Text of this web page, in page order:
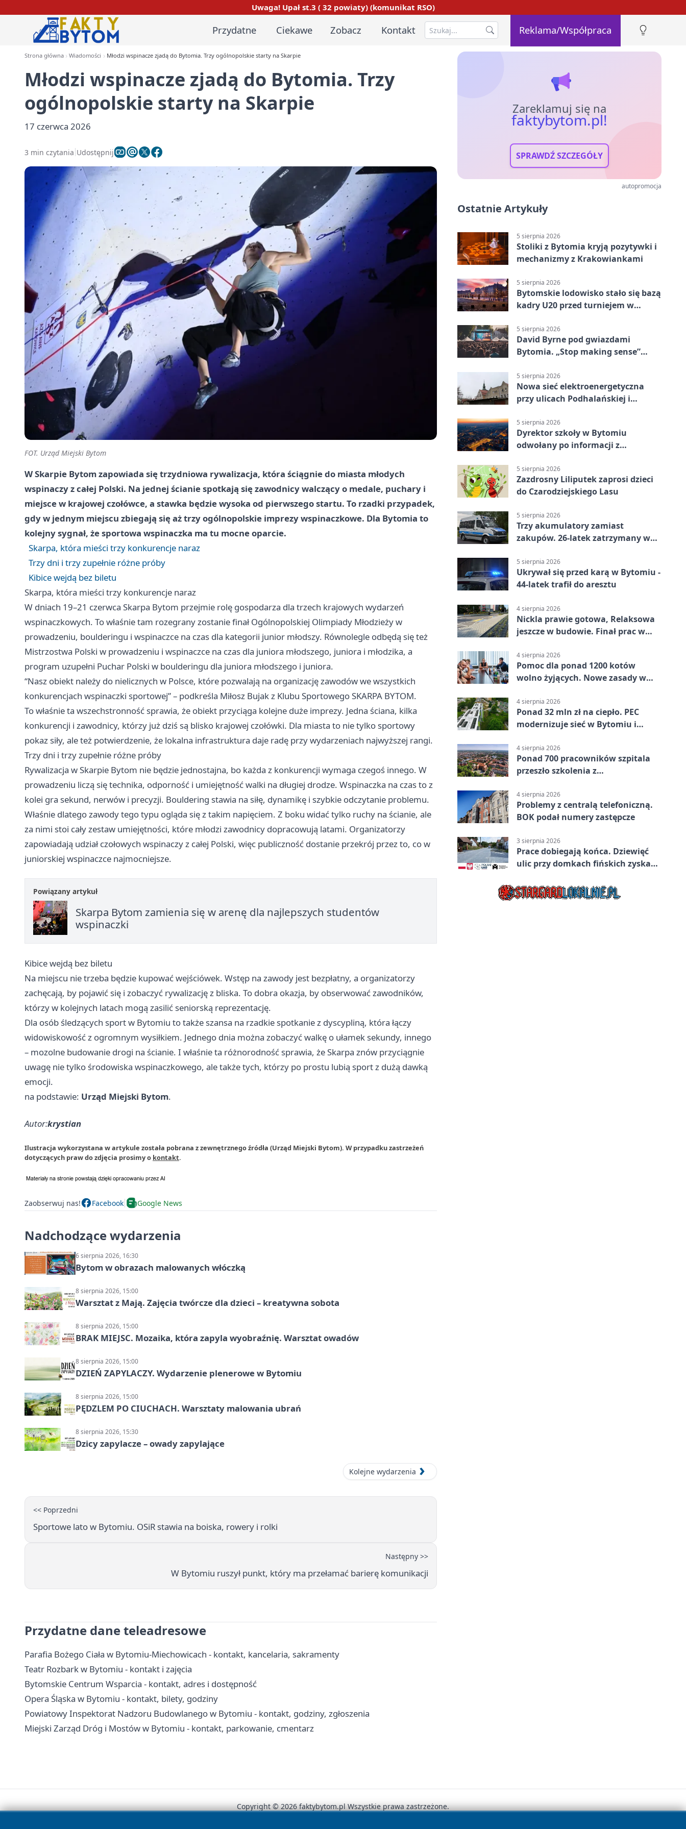
Uwaga! Upał st.3 ( 32 powiaty) (komunikat RSO)
Przydatne Ciekawe Zobacz Kontakt Reklama/Współpraca
Strona główna Wiadomości Młodzi wspinacze zjadą do Bytomia. Trzy ogólnopolskie starty na Skarpie
Młodzi wspinacze zjadą do Bytomia. Trzy
ogólnopolskie starty na Skarpie
17 czerwca 2026
3 min czytania Udostępnij
FOT. Urząd Miejski Bytom
W Skarpie Bytom zapowiada się trzydniowa rywalizacja, która ściągnie do miasta młodych
wspinaczy z całej Polski. Na jednej ścianie spotkają się zawodnicy walczący o medale, puchary i
miejsce w krajowej czołówce, a stawka będzie wysoka od pierwszego startu. To rzadki przypadek,
gdy w jednym miejscu zbiegają się aż trzy ogólnopolskie imprezy wspinaczkowe. Dla Bytomia to
kolejny sygnał, że sportowa wspinaczka ma tu mocne oparcie.
Skarpa, która mieści trzy konkurencje naraz
Trzy dni i trzy zupełnie różne próby
Kibice wejdą bez biletu
Skarpa, która mieści trzy konkurencje naraz
W dniach 19–21 czerwca Skarpa Bytom przejmie rolę gospodarza dla trzech krajowych wydarzeń
wspinaczkowych. To właśnie tam rozegrany zostanie finał Ogólnopolskiej Olimpiady Młodzieży w
prowadzeniu, boulderingu i wspinaczce na czas dla kategorii junior młodszy. Równolegle odbędą się też
Mistrzostwa Polski w prowadzeniu i wspinaczce na czas dla juniora młodszego, juniora i młodzika, a
program uzupełni Puchar Polski w boulderingu dla juniora młodszego i juniora.
“Nasz obiekt należy do nielicznych w Polsce, które pozwalają na organizację zawodów we wszystkich
konkurencjach wspinaczki sportowej” – podkreśla Miłosz Bujak z Klubu Sportowego SKARPA BYTOM.
To właśnie ta wszechstronność sprawia, że obiekt przyciąga kolejne duże imprezy. Jedna ściana, kilka
konkurencji i zawodnicy, którzy już dziś są blisko krajowej czołówki. Dla miasta to nie tylko sportowy
pokaz siły, ale też potwierdzenie, że lokalna infrastruktura daje radę przy wydarzeniach najwyższej rangi.
Trzy dni i trzy zupełnie różne próby
Rywalizacja w Skarpie Bytom nie będzie jednostajna, bo każda z konkurencji wymaga czegoś innego. W
prowadzeniu liczą się technika, odporność i umiejętność walki na długiej drodze. Wspinaczka na czas to z
kolei gra sekund, nerwów i precyzji. Bouldering stawia na siłę, dynamikę i szybkie odczytanie problemu.
Właśnie dlatego zawody tego typu ogląda się z takim napięciem. Z boku widać tylko ruchy na ścianie, ale
za nimi stoi cały zestaw umiejętności, które młodzi zawodnicy dopracowują latami. Organizatorzy
zapowiadają udział czołowych wspinaczy z całej Polski, więc publiczność dostanie przekrój przez to, co w
juniorskiej wspinaczce najmocniejsze.
Powiązany artykuł
Skarpa Bytom zamienia się w arenę dla najlepszych studentów
wspinaczki
Kibice wejdą bez biletu
Na miejscu nie trzeba będzie kupować wejściówek. Wstęp na zawody jest bezpłatny, a organizatorzy
zachęcają, by pojawić się i zobaczyć rywalizację z bliska. To dobra okazja, by obserwować zawodników,
którzy w kolejnych latach mogą zasilić seniorską reprezentację.
Dla osób śledzących sport w Bytomiu to także szansa na rzadkie spotkanie z dyscypliną, która łączy
widowiskowość z ogromnym wysiłkiem. Jednego dnia można zobaczyć walkę o ułamek sekundy, innego
– mozolne budowanie drogi na ścianie. I właśnie ta różnorodność sprawia, że Skarpa znów przyciągnie
uwagę nie tylko środowiska wspinaczkowego, ale także tych, którzy po prostu lubią sport z dużą dawką
emocji.
na podstawie: Urząd Miejski Bytom.
Autor:krystian
Ilustracja wykorzystana w artykule została pobrana z zewnętrznego źródła (Urząd Miejski Bytom). W przypadku zastrzeżeń
dotyczących praw do zdjęcia prosimy o kontakt.
Zaobserwuj nas! Facebook Google News
Nadchodzące wydarzenia
6 sierpnia 2026, 16:30
Bytom w obrazach malowanych włóczką
8 sierpnia 2026, 15:00
Warsztat z Mają. Zajęcia twórcze dla dzieci – kreatywna sobota
8 sierpnia 2026, 15:00
BRAK MIEJSC. Mozaika, która zapyla wyobraźnię. Warsztat owadów
8 sierpnia 2026, 15:00
DZIEŃ ZAPYLACZY. Wydarzenie plenerowe w Bytomiu
8 sierpnia 2026, 15:00
PĘDZLEM PO CIUCHACH. Warsztaty malowania ubrań
8 sierpnia 2026, 15:30
Dzicy zapylacze – owady zapylające
Kolejne wydarzenia
<< Poprzedni
Sportowe lato w Bytomiu. OSiR stawia na boiska, rowery i rolki
Następny >>
W Bytomiu ruszył punkt, który ma przełamać barierę komunikacji
Przydatne dane teleadresowe
Parafia Bożego Ciała w Bytomiu-Miechowicach - kontakt, kancelaria, sakramenty
Teatr Rozbark w Bytomiu - kontakt i zajęcia
Bytomskie Centrum Wsparcia - kontakt, adres i dostępność
Opera Śląska w Bytomiu - kontakt, bilety, godziny
Powiatowy Inspektorat Nadzoru Budowlanego w Bytomiu - kontakt, godziny, zgłoszenia
Miejski Zarząd Dróg i Mostów w Bytomiu - kontakt, parkowanie, cmentarz
Zareklamuj się na
faktybytom.pl!
SPRAWDŹ SZCZEGÓŁY
autopromocja
Ostatnie Artykuły
5 sierpnia 2026
Stoliki z Bytomia kryją pozytywki i
mechanizmy z Krakowiankami
5 sierpnia 2026
Bytomskie lodowisko stało się bazą
kadry U20 przed turniejem w
5 sierpnia 2026
David Byrne pod gwiazdami
Bytomia. „Stop making sense”
5 sierpnia 2026
Nowa sieć elektroenergetyczna
przy ulicach Podhalańskiej i
5 sierpnia 2026
Dyrektor szkoły w Bytomiu
odwołany po informacji z
5 sierpnia 2026
Zazdrosny Liliputek zaprosi dzieci
do Czarodziejskiego Lasu
5 sierpnia 2026
Trzy akumulatory zamiast
zakupów. 26-latek zatrzymany w
5 sierpnia 2026
Ukrywał się przed karą w Bytomiu -
44-latek trafił do aresztu
4 sierpnia 2026
Nickla prawie gotowa, Relaksowa
jeszcze w budowie. Finał prac w
4 sierpnia 2026
Pomoc dla ponad 1200 kotów
wolno żyjących. Nowe zasady w
4 sierpnia 2026
Ponad 32 mln zł na ciepło. PEC
modernizuje sieć w Bytomiu i
4 sierpnia 2026
Ponad 700 pracowników szpitala
przeszło szkolenia z
4 sierpnia 2026
Problemy z centralą telefoniczną.
BOK podał numery zastępcze
3 sierpnia 2026
Prace dobiegają końca. Dziewięć
ulic przy domkach fińskich zyska
Copyright © 2026 faktybytom.pl Wszystkie prawa zastrzeżone.